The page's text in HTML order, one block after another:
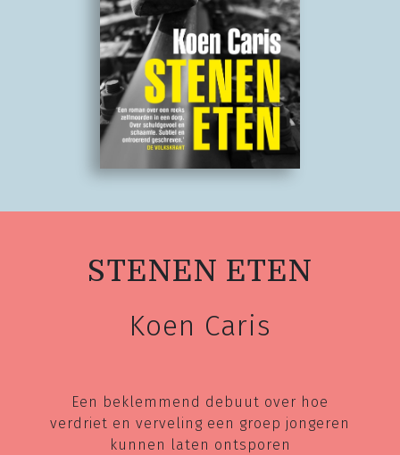
STENEN ETEN
Koen Caris
Een beklemmend debuut over hoe
verdriet en verveling een groep jongeren
kunnen laten ontsporen